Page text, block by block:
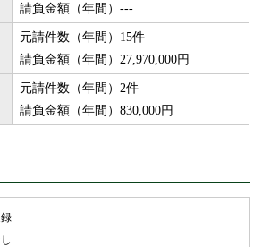
請負金額（年間）---
元請件数（年間）15件
請負金額（年間）27,970,000円
元請件数（年間）2件
請負金額（年間）830,000円